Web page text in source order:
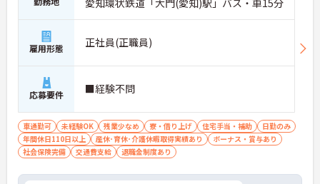
愛知環状鉄道「大門(愛知)駅」バス・車15分
雇用形態 正社員(正職員)
応募要件 ■経験不問
車通勤可 未経験OK 残業少なめ 寮・借り上げ 住宅手当・補助
日勤のみ
年間休日110日以上
産休･育休･介護休暇取得実績あり
ボーナス・賞与あり
社会保険完備
交通費支給 退職金制度あり